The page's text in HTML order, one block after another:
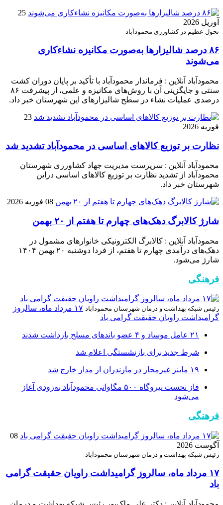
25
آوریل 2026
تحول عظیم در کشاورزی محمودآباد
۸۶ درصد شالیزارها به‌صورت مکانیزه نشاءکاری
می‌شوند
محمودآباد آنلاین : فرماندار محمودآباد با تأکید بر پایان دوران کشت
سنتی و جایگزینی آن با روش‌های مکانیزه و علمی، از پیشرفت ۸۶
درصدی عملیات نشاء در سطح شالیزارهای این شهرستان خبر داد.
23
فوریه 2026
نظارت بر توزیع کالا‌های اساسی در محمودآباد تشدید شد
محمودآباد آنلاین : سرپرست مدیریت جهاد کشاورزی شهرستان
محمودآباد از تشدید نظارت بر توزیع کالا‌های اساسی دراین
شهرستان خبر داد.
08 فوریه 2026
شارژ کالابرگ دهک‌های چهارم تا هفتم از ۲۰ بهمن
محمودآباد آنلاین : کالابرگ الکترونیکی خانوار‌های مشمول در
دهک‌های درآمدی چهارم تا هفتم، از فردا دوشنبه ۲۰ بهمن ۱۴۰۴
شارژ می‌شود.
فرهنگی
رئیس شبکه بهداشت و درمان شهرستان محمودآباد
۱۷ مرداد ماه، سالروز
گرامیداشت راویان حقیقت گرامی باد
۲۱ عامل موساد و ۴ عضو باند‌های مسلح بازداشت شدند
شرط جدید برای بازنشستگی اعلام شد
۱۹ ماینر غیرمجاز در مازندران از مدار خارج شد
فاز نخست نیروگاه ۵۰۰ مگاواتی محمودآباد به‌زودی آغاز
می‌شود
فرهنگی
08
آگوست 2026
رئیس شبکه بهداشت و درمان شهرستان محمودآباد
۱۷ مرداد ماه، سالروز گرامیداشت راویان حقیقت گرامی
باد